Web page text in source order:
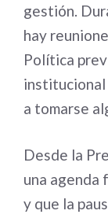
gestión.
hay
Política
institucional
a tomarse
Desde la
una agenda
y que la